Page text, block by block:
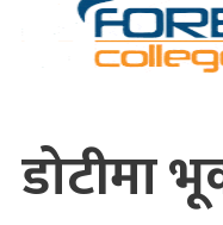
डोटीमा